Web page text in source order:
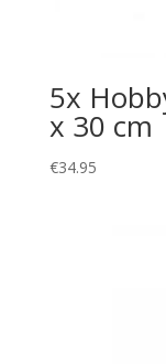
5x
x 30 cm
€34.95